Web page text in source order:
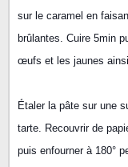
sur le caramel en
brûlantes. Cuire 5min
œufs et les jaunes
Étaler la pâte sur une
tarte. Recouvrir de
puis enfourner à 180°